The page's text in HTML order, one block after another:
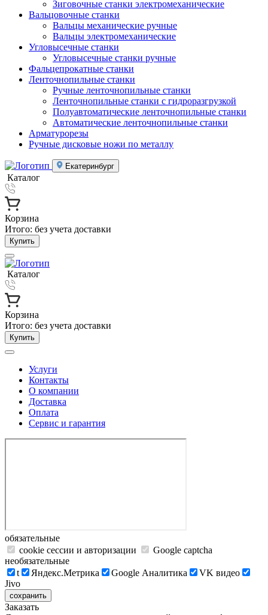
Зиговочные станки электромеханические
Вальцовочные станки
Вальцы механические ручные
Вальцы электромеханические
Угловысечные станки
Угловысечные станки ручные
Фальцепрокатные станки
Ленточнопильные станки
Ручные ленточнопильные станки
Ленточнопильные станки с гидроразгрузкой
Полуавтоматические ленточнопильные станки
Автоматические ленточнопильные станки
Арматурорезы
Ручные дисковые ножи по металлу
Екатеринбург
Каталог
Корзина
Итого: без учета доставки
Купить
Каталог
Корзина
Итого: без учета доставки
Купить
Услуги
Контакты
О компании
Доставка
Оплата
Сервис и гарантия
обязательные
cookie сессии и авторизации
Google captcha
необязательные
t
Яндекс.Метрика Google Аналитика
VK видео
Jivo
сохранить
Заказать